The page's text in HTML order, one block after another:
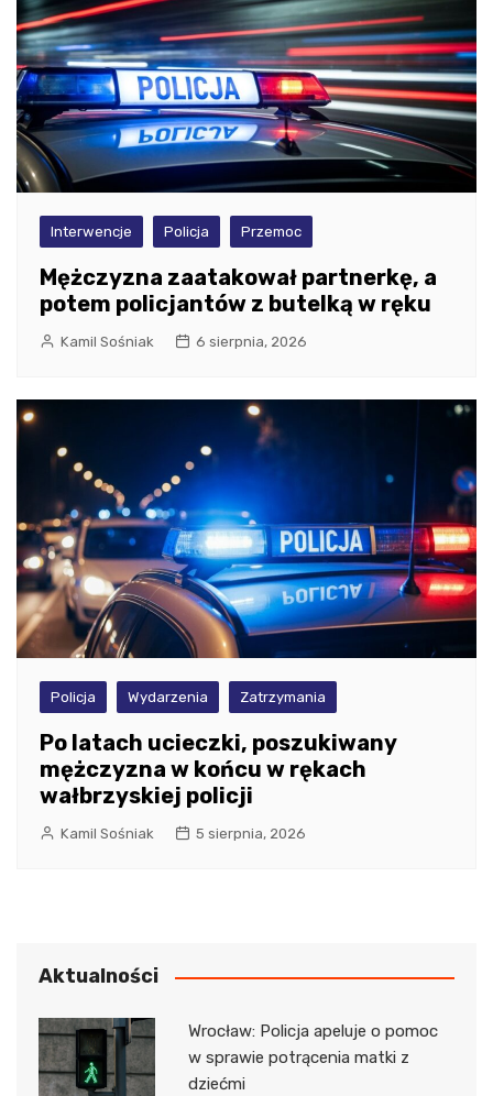
Interwencje Policja Przemoc
Mężczyzna zaatakował partnerkę, a
potem policjantów z butelką w ręku
Kamil Sośniak 6 sierpnia, 2026
Policja Wydarzenia Zatrzymania
Po latach ucieczki, poszukiwany
mężczyzna w końcu w rękach
wałbrzyskiej policji
Kamil Sośniak 5 sierpnia, 2026
Aktualności
Wrocław: Policja apeluje o pomoc
w sprawie potrącenia matki z
dziećmi